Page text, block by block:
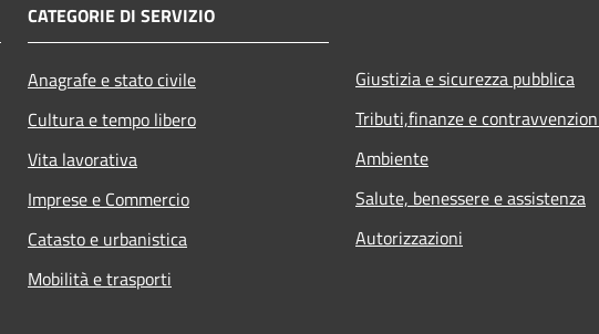
CATEGORIE DI SERVIZIO
Anagrafe e stato civile
Cultura e tempo libero
Vita lavorativa
Imprese e Commercio
Catasto e urbanistica
Mobilità e trasporti
Giustizia e sicurezza pubblica
Tributi,finanze e
Ambiente
Salute, benessere e assistenza
Autorizzazioni